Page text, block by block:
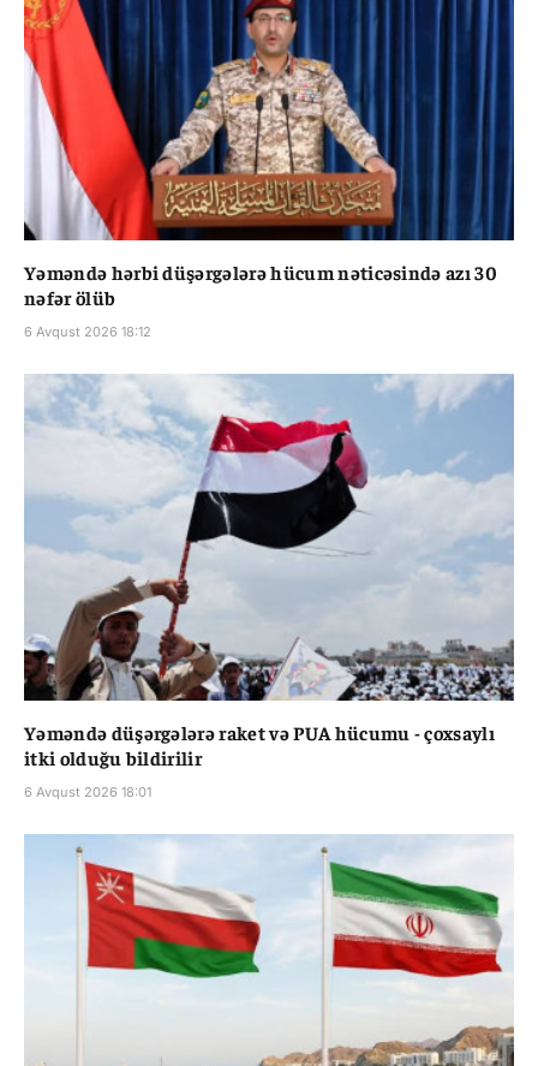
Yəməndə hərbi düşərgələrə hücum nəticəsində azı 30
nəfər ölüb
6 Avqust 2026 18:12
Yəməndə düşərgələrə raket və PUA hücumu - çoxsaylı
itki olduğu bildirilir
6 Avqust 2026 18:01